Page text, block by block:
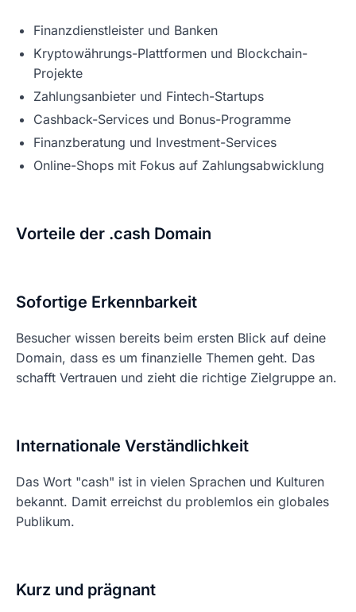
Finanzdienstleister und Banken
Kryptowährungs-Plattformen und Blockchain-
Projekte
Zahlungsanbieter und Fintech-Startups
Cashback-Services und Bonus-Programme
Finanzberatung und Investment-Services
Online-Shops mit Fokus auf Zahlungsabwicklung
Vorteile der .cash Domain
Sofortige Erkennbarkeit
Besucher wissen bereits beim ersten Blick auf deine
Domain, dass es um finanzielle Themen geht. Das
schafft Vertrauen und zieht die richtige Zielgruppe an.
Internationale Verständlichkeit
Das Wort "cash" ist in vielen Sprachen und Kulturen
bekannt. Damit erreichst du problemlos ein globales
Publikum.
Kurz und prägnant